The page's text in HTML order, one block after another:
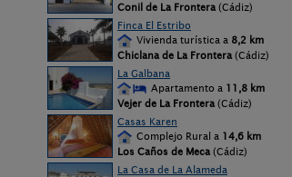
Conil de La Frontera (Cádiz)
Finca El Estribo
Vivienda turística a 8,2 km
Chiclana de La Frontera (Cádiz)
La Galbana
Apartamento a 11,8 km
Vejer de La Frontera (Cádiz)
Casas Karen
Complejo Rural a 14,6 km
Los Caños de Meca (Cádiz)
La Casa de La Alameda